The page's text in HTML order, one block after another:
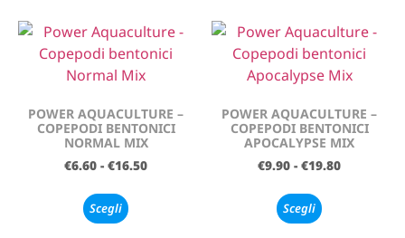
POWER AQUACULTURE –
COPEPODI BENTONICI
NORMAL MIX
€6.60 - €16.50
Scegli
POWER AQUACULTURE –
COPEPODI BENTONICI
APOCALYPSE MIX
€9.90 - €19.80
Scegli